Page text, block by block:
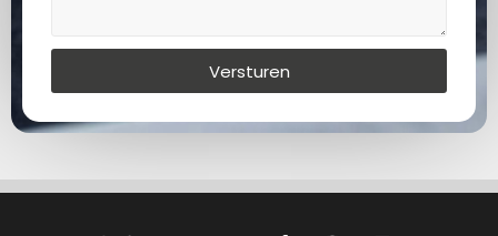
Versturen